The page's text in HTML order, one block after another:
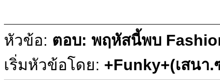
หัวข้อ: ตอบ: พฤหัสนี้พบ
เริ่มหัวข้อโดย: +Funky+(เสนา